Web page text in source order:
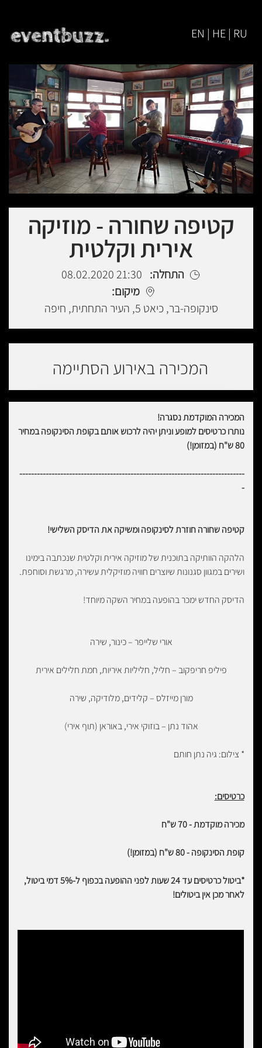
EN | HE | RU
קטיפה שחורה - מוזיקה
אירית וקלטית
התחלה: 21:30 08.02.2020
מיקום:
סינקופה-בר, כיאט 5, העיר התחתית, חיפה
המכירה באירוע הסתיימה
המכירה המוקדמת נסגרה!
נותרו כרטיסים למופע וניתן יהיה לרכוש אותם בקופת הסינקופה במחיר
80 ש"ח (במזומן!)
-----------------------------------------------------------------------------
-
קטיפה שחורה חוזרת לסינקופה ומשיקה את הדיסק השלישי!
הלהקה הוותיקה בתוכנית של מוזיקה אירית וקלטית שנכתבה בימינו
ושירים במגוון סגנונות שיוצרים חוויה מוזיקלית עשירה, מרגשת וסוחפת.
הדיסק החדש ימכר בהופעה במחיר השקה מיוחד!
אורי שלייפר – כינור, שירה
פיליפ חריפקוב – חליל, חליליות איריות, חמת חלילים אירית
מורן מייזלס – קלידים, מלודיקה, שירה
אהוד נתן – בוזוקי אירי, באוראן (תוף אירי)
* צילום: גיה נתן חותם
כרטיסים:
מכירה מוקדמת - 70 ש"ח
קופת הסינקופה - 80 ש"ח (במזומן!)
*ביטול כרטיסים עד 24 שעות לפני ההופעה בכפוף ל-5% דמי ביטול,
לאחר מכן אין ביטולים!